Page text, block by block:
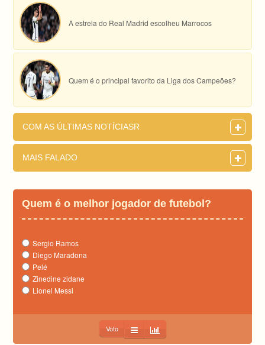
A estrela do Real Madrid escolheu Marrocos
Quem é o principal favorito da Liga dos Campeões?
COM AS ÚLTIMAS NOTÍCIASR
MAIS FALADO
Quem é o melhor jogador de futebol?
Sergio Ramos
Diego Maradona
Pelé
Zinedine zidane
Lionel Messi
Voto